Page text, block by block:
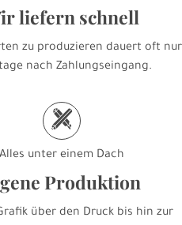
liefern schnell
zu produzieren dauert oft nur
nach Zahlungseingang.
h
Alles unter einem Dach
Produktion
über den Druck bis hin zur